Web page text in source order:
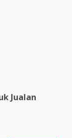
Jualan